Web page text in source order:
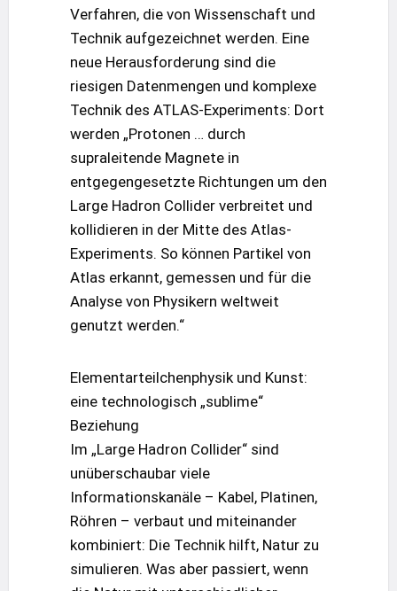
Verfahren, die von Wissenschaft und
Technik aufgezeichnet werden. Eine
neue Herausforderung sind die
riesigen Datenmengen und komplexe
Technik des ATLAS-Experiments: Dort
werden „Protonen … durch
supraleitende Magnete in
entgegengesetzte Richtungen um den
Large Hadron Collider verbreitet und
kollidieren in der Mitte des Atlas-
Experiments. So können Partikel von
Atlas erkannt, gemessen und für die
Analyse von Physikern weltweit
genutzt werden.“
Elementarteilchenphysik und Kunst:
eine technologisch „sublime“
Beziehung
Im „Large Hadron Collider“ sind
unüberschaubar viele
Informationskanäle – Kabel, Platinen,
Röhren – verbaut und miteinander
kombiniert: Die Technik hilft, Natur zu
simulieren. Was aber passiert, wenn